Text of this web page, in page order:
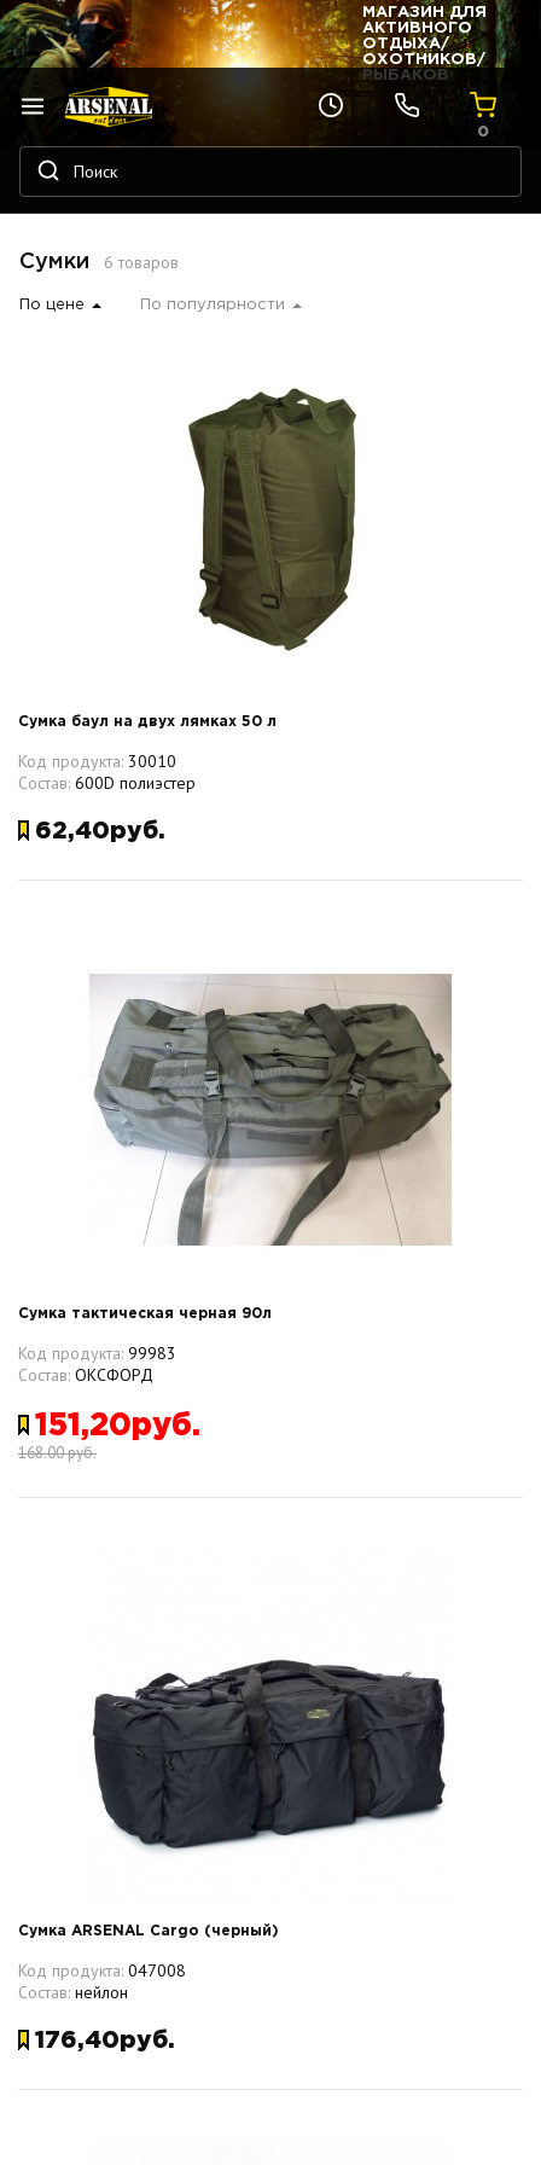
МАГАЗИН ДЛЯ
АКТИВНОГО
ОТДЫХА/
ОХОТНИКОВ/
РЫБАКОВ
0
Сумки 6 товаров
По цене По популярности
Сумка баул на двух лямках 50 л
Код продукта: 30010
Состав: 600D полиэстер
62,40руб.
Сумка тактическая черная 90л
Код продукта: 99983
Состав: ОКСФОРД
151,20руб.
168.00 руб.
Сумка ARSENAL Cargo (черный)
Код продукта: 047008
Состав: нейлон
176,40руб.